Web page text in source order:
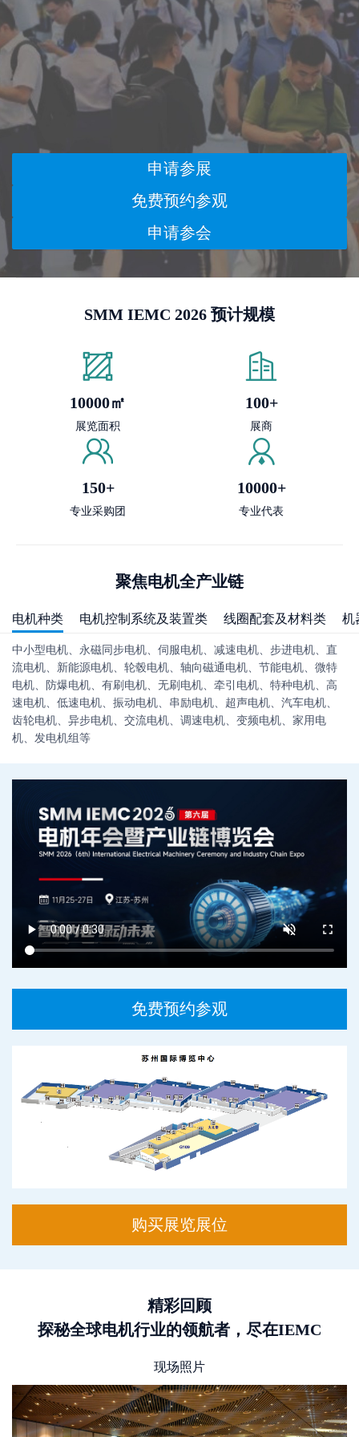
申请参展
免费预约参观
申请参会
SMM IEMC 2026 预计规模
10000㎡
展览面积
100+
展商
150+
专业采购团
10000+
专业代表
聚焦电机全产业链
电机种类 电机控制系统及装置类 线圈配套及材料类 机
中小型电机、永磁同步电机、伺服电机、减速电机、步进电机、直
流电机、新能源电机、轮毂电机、轴向磁通电机、节能电机、微特
电机、防爆电机、有刷电机、无刷电机、牵引电机、特种电机、高
速电机、低速电机、振动电机、串励电机、超声电机、汽车电机、
齿轮电机、异步电机、交流电机、调速电机、变频电机、家用电
机、发电机组等
免费预约参观
购买展览展位
精彩回顾
探秘全球电机行业的领航者，尽在IEMC
现场照片